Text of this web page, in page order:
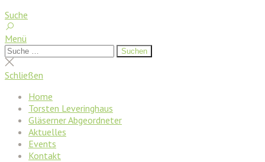
Suche
Menü
Suchen
nach:
Suchen
Suche
schließen
Schließen
Home
Torsten Leveringhaus
Gläserner Abgeordneter
Aktuelles
Events
Kontakt